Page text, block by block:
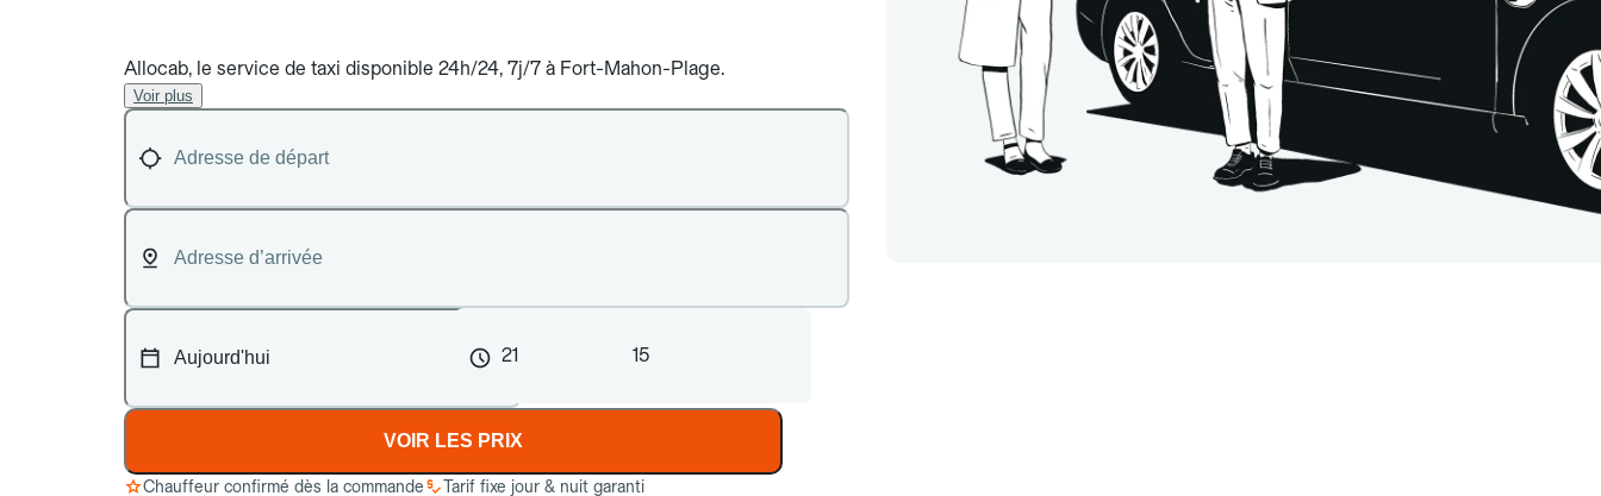
Allocab, le service de taxi disponible 24h/24, 7j/7 à Fort-Mahon-Plage.
Voir plus
21 15
VOIR LES PRIX
Chauffeur confirmé dès la commande
Tarif fixe jour & nuit garanti